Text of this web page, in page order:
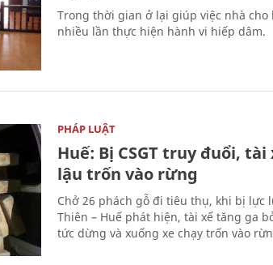
Trong thời gian ở lại giúp việc nhà cho
nhiều lần thực hiện hành vi hiếp dâm.
PHÁP LUẬT
Huế: Bị CSGT truy đuổi,
lậu trốn vào rừng
Chở 26 phách gỗ đi tiêu thụ, khi bị lực
Thiên – Huế phát hiện, tài xế tăng ga
tức dừng và xuống xe chạy trốn vào